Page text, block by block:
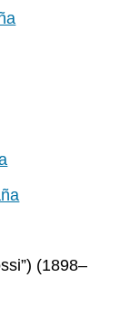
(1898–